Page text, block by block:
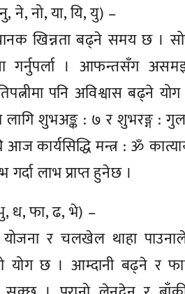
ने, नो, या, यि, यु) –
खिन्नता बढ्ने समय छ ।
गर्नुपर्ला । आफन्तसँग
पनि अविश्वास बढ्ने
शुभअङ्क : ७ र शुभरङ्ग :
आज कार्यसिद्धि मन्त्र : ॐ
लाभ प्राप्त हुनेछ ।
ध, फा, ढ, भे) –
योजना र चलखेल थाहा
योग छ । आम्दानी बढ्ने र